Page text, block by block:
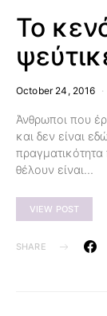
To
October 24, 2016
Άνθρωποι που
και δεν είναι
θέλουν είναι…
VIEW POST
SHARE